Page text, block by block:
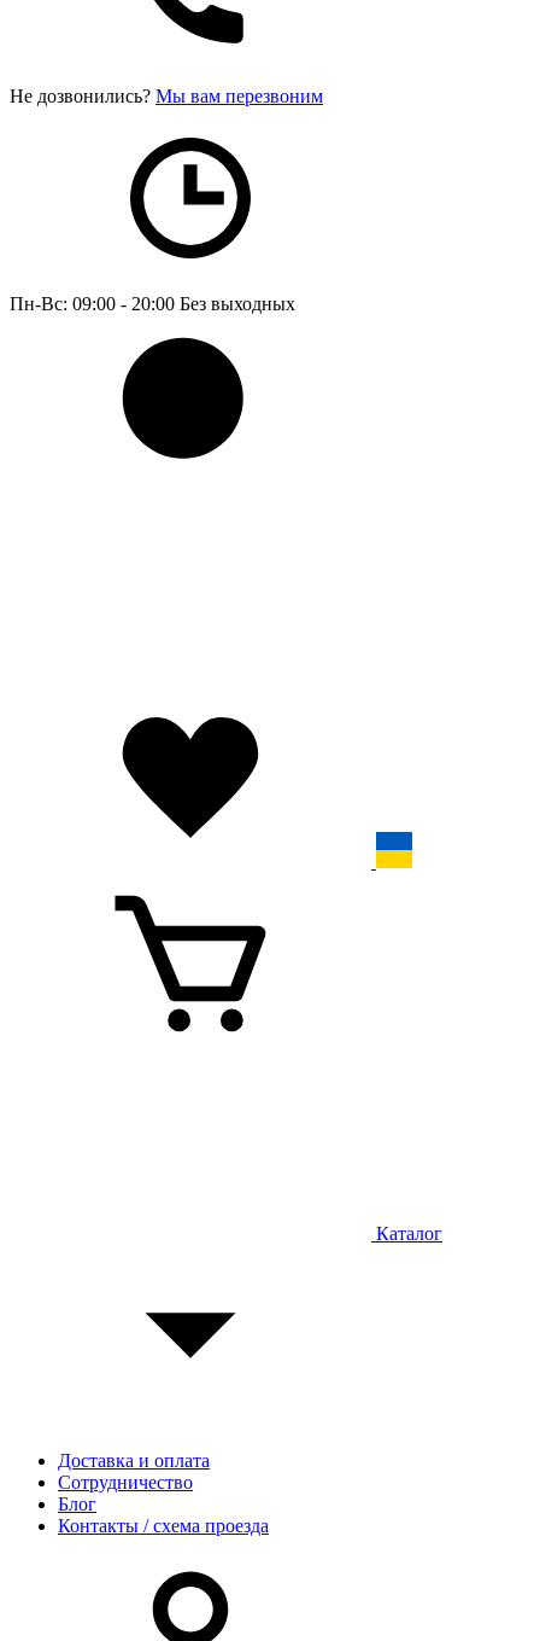
Не дозвонились? Мы вам перезвоним
Пн-Вс: 09:00 - 20:00 Без выходных
Каталог
Доставка и оплата
Сотрудничество
Блог
Контакты / схема проезда